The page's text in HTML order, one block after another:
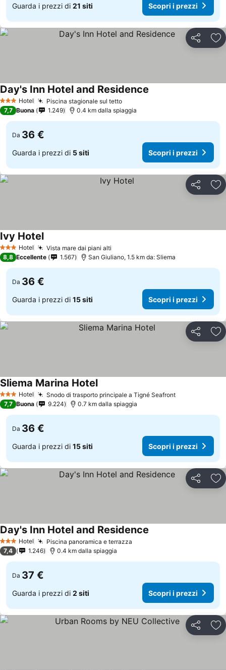
Guarda i prezzi di 21 siti Scopri i prezzi
Condividi
3 StelleHotel Piscina stagionale sul tetto
Day's Inn Hotel and Residence
7,7 Buona 1.249 0.4 km dalla spiaggia
Da 36 €
Guarda i prezzi di 5 siti Scopri i prezzi
Condividi
3 StelleHotel Vista mare dai piani alti
Ivy Hotel
8,8 Eccellente 1.567 San Giuliano, 1.5 km da: Sliema
Da 36 €
Guarda i prezzi di 15 siti Scopri i prezzi
Condividi
3 StelleHotel Snodo di trasporto principale a Tigné Seafront
Sliema Marina Hotel
7,7 Buona 9.224 0.7 km dalla spiaggia
Da 36 €
Guarda i prezzi di 15 siti Scopri i prezzi
Condividi
3 StelleHotel Piscina panoramica e terrazza
Day's Inn Hotel and Residence
7,4 1.246 0.4 km dalla spiaggia
Da 37 €
Guarda i prezzi di 2 siti Scopri i prezzi
Condividi